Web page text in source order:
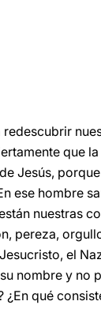
que
Jesús,
ese hombre
nuestras
pereza,
el
nombre y no
qué